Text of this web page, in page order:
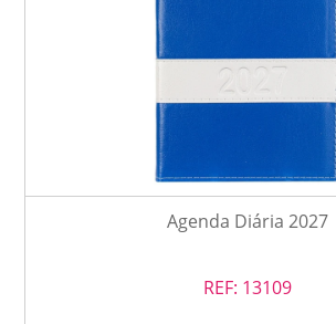
Agenda Diária 2027
REF: 13109